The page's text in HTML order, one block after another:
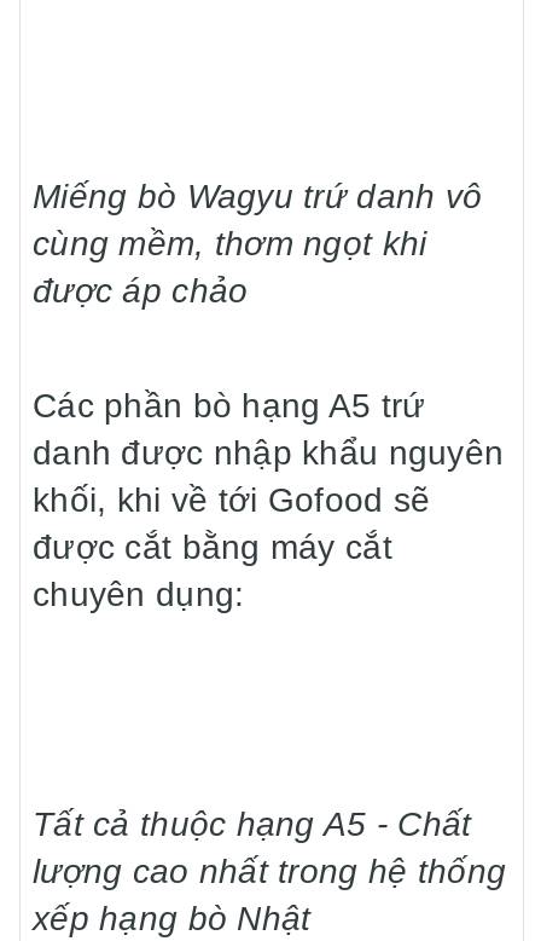
Miếng bò Wagyu trứ danh vô
cùng mềm, thơm ngọt khi
được áp chảo
Các phần bò hạng A5 trứ
danh được nhập khẩu nguyên
khối, khi về tới Gofood sẽ
được cắt bằng máy cắt
chuyên dụng:
Tất cả thuộc hạng A5 - Chất
lượng cao nhất trong hệ thống
xếp hạng bò Nhật